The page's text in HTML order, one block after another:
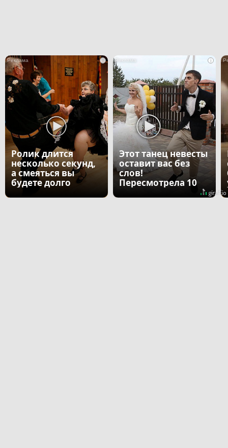
i
Ролик длится
несколько секунд,
а смеяться вы
будете долго
i
Этот танец невесты
оставит вас без
слов!
Пересмотрела 10